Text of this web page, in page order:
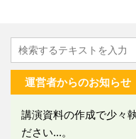
運営者からのお知らせ
講演資料の作成で少々
ださい...。